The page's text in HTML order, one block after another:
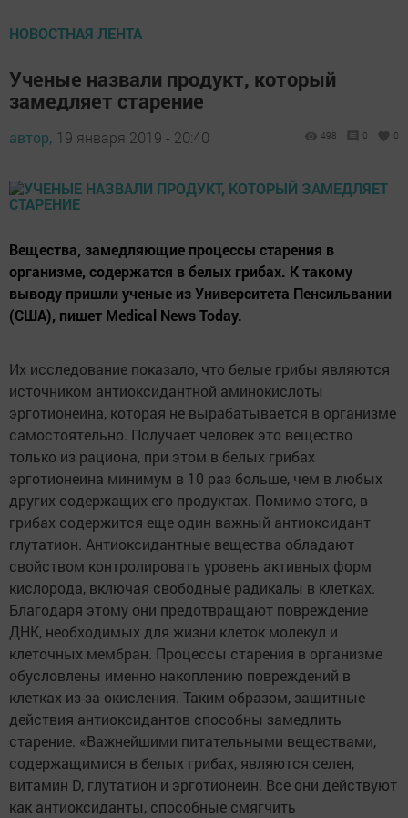
НОВОСТНАЯ ЛЕНТА
Ученые назвали продукт, который
замедляет старение
автор, 19 января 2019 - 20:40 498 0 0
Вещества, замедляющие процессы старения в
организме, содержатся в белых грибах. К такому
выводу пришли ученые из Университета Пенсильвании
(США), пишет Medical News Today.
Их исследование показало, что белые грибы являются
источником антиоксидантной аминокислоты
эрготионеина, которая не вырабатывается в организме
самостоятельно. Получает человек это вещество
только из рациона, при этом в белых грибах
эрготионеина минимум в 10 раз больше, чем в любых
других содержащих его продуктах. Помимо этого, в
грибах содержится еще один важный антиоксидант
глутатион. Антиоксидантные вещества обладают
свойством контролировать уровень активных форм
кислорода, включая свободные радикалы в клетках.
Благодаря этому они предотвращают повреждение
ДНК, необходимых для жизни клеток молекул и
клеточных мембран. Процессы старения в организме
обусловлены именно накоплению повреждений в
клетках из-за окисления. Таким образом, защитные
действия антиоксидантов способны замедлить
старение. «Важнейшими питательными веществами,
содержащимися в белых грибах, являются селен,
витамин D, глутатион и эрготионеин. Все они действуют
как антиоксиданты, способные смягчить